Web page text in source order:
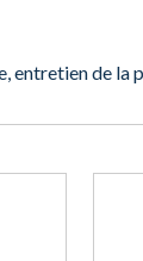
entretien de la